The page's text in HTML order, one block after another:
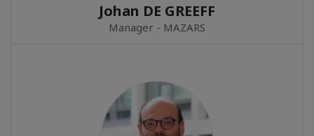
Johan DE GREEFF
Manager - MAZARS